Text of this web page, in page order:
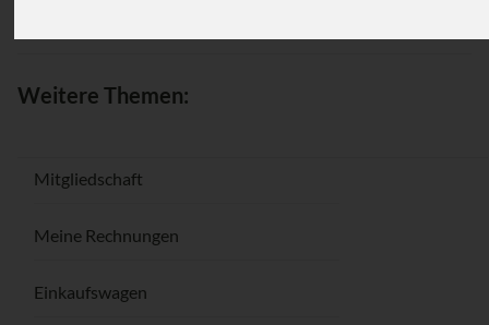
Weitere Themen:
Mitgliedschaft
Meine Rechnungen
Einkaufswagen